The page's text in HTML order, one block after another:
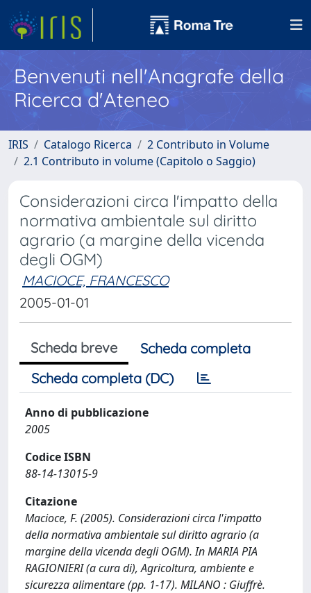
Benvenuti nell'Anagrafe della
Ricerca d'Ateneo
IRIS Catalogo Ricerca
2 Contributo in Volume
2.1 Contributo in volume (Capitolo o Saggio)
Considerazioni circa l'impatto della
normativa ambientale sul diritto
agrario (a margine della vicenda
degli OGM)
MACIOCE, FRANCESCO
2005-01-01
Scheda breve
Scheda completa
Scheda completa (DC)
Anno di pubblicazione
2005
Codice ISBN
88-14-13015-9
Citazione
Macioce, F. (2005). Considerazioni circa l'impatto
della normativa ambientale sul diritto agrario (a
margine della vicenda degli OGM). In MARIA PIA
RAGIONIERI (a cura di), Agricoltura, ambiente e
sicurezza alimentare (pp. 1-17). MILANO : Giuffrè.